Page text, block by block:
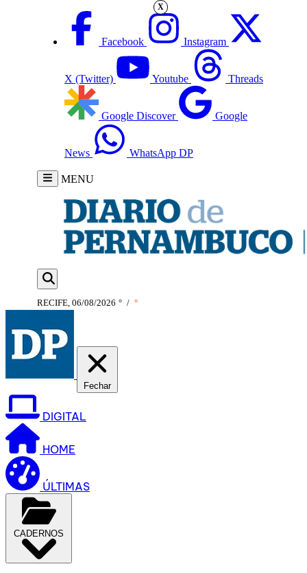
Facebook Instagram
X (Twitter) Youtube Threads
Google Discover Google
News WhatsApp DP
MENU
RECIFE, 06/08/2026 ° / °
Fechar
DIGITAL
HOME
ÚLTIMAS
CADERNOS
X